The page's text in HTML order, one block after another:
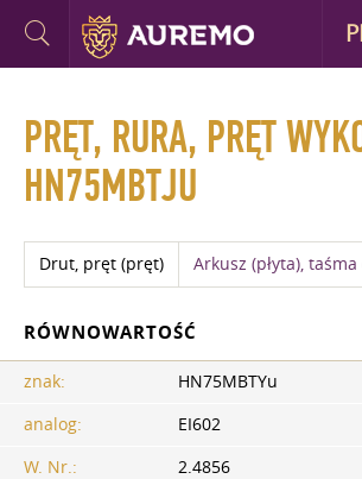
PRĘT, RURA, PRĘT
HN75MBTJU
Drut, pręt (pręt) Arkusz (płyta),
RÓWNOWARTOŚĆ
znak:
HN75MBTYu
analog:
EI602
W. Nr.:
2.4856